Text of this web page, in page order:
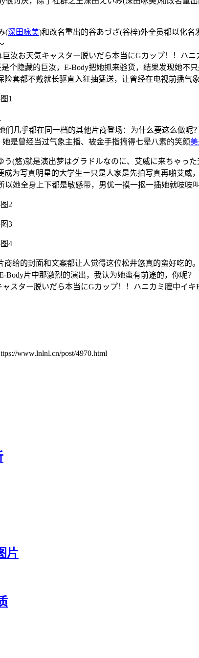
(深田咏美)和改名重出的谷あづざ(谷梓)外全员都以化
汝お天気キャスター脱いだら本当にGカップ！！ハ
个隐藏的巨汝，E-Body把她抓来验货，结果发现她不
套都不戴就长驱直入狂抽猛送，让曾经在电视前播
们几乎都在同一档的其他片商登场：为什么要这么做
是曾经当过气象主播、被金手指搞得七晕八素的笑颜
(悠)就是演出梦はグラドルなのに、艾威に来ちゃっ
为写真明星的大学生ー只是人家是先拍写真再啪艾
她全身上下都是敏感带，男优一摸一抠一插她就吱吱
给的封面和文案都让人觉得这位松井悠真的蛮好吃
片中那激烈的演出，我认为她蛮有前途的，你呢？
スター脱いだら本当にGカップ！！ハニカミ膣中イキ
www.lnlnl.cn/post/4970.html
片